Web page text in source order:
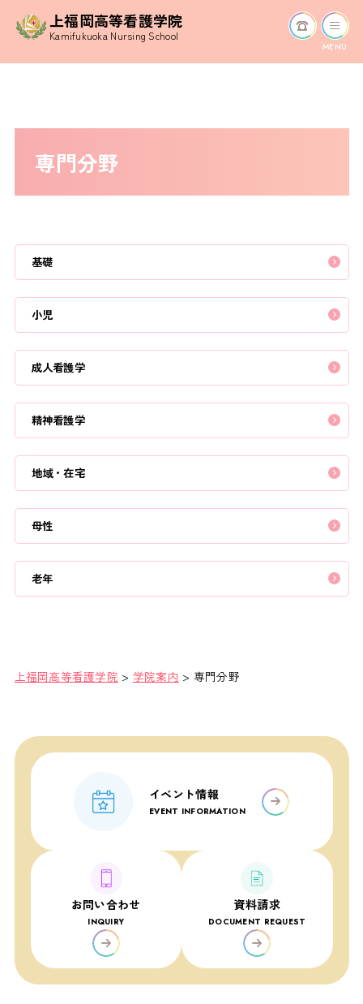
上福岡高等看護学院
Kamifukuoka Nursing School
MENU
専門分野
基礎
小児
成人看護学
精神看護学
地域・在宅
母性
老年
上福岡高等看護学院 > 学院案内 > 専門分野
イベント情報
EVENT INFORMATION
お問い合わせ
INQUIRY
資料請求
DOCUMENT REQUEST